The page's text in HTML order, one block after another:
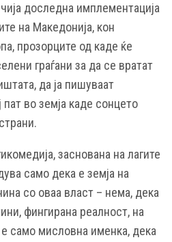
доследна имплементација
на Македонија, кон
прозорците од каде ќе
граѓани за да се вратат
да ја пишуваат
во земја каде сонцето
заснована на лагите
само дека е земја на
со оваа власт – нема, дека
фингирана реалност, на
само мисловна именка, дека